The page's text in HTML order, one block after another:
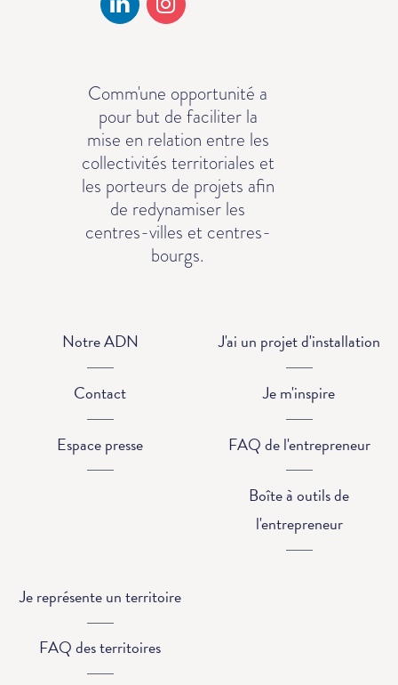
Comm'une opportunité a
pour but de faciliter la
mise en relation entre les
collectivités territoriales et
les porteurs de projets afin
de redynamiser les
centres-villes et centres-
bourgs.
Notre ADN
Contact
Espace presse
J'ai un projet d'installation
Je m'inspire
FAQ de l'entrepreneur
Boîte à outils de
l'entrepreneur
Je représente un territoire
FAQ des territoires